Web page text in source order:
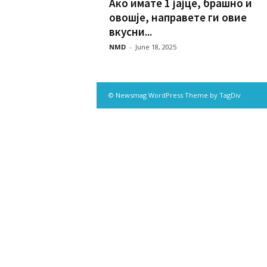
Ако имате 1 јајце, брашно и
овошје, направете ги овие
вкусни...
NMD - June 18, 2025
© Newsmag WordPress Theme by TagDiv